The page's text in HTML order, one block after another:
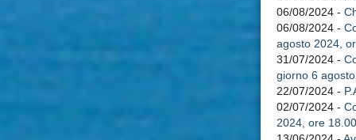
06/08/2024 -
06/08/2024 -
agosto 2024,
31/07/2024 -
giorno 6
22/07/2024 -
02/07/2024 -
2024, ore